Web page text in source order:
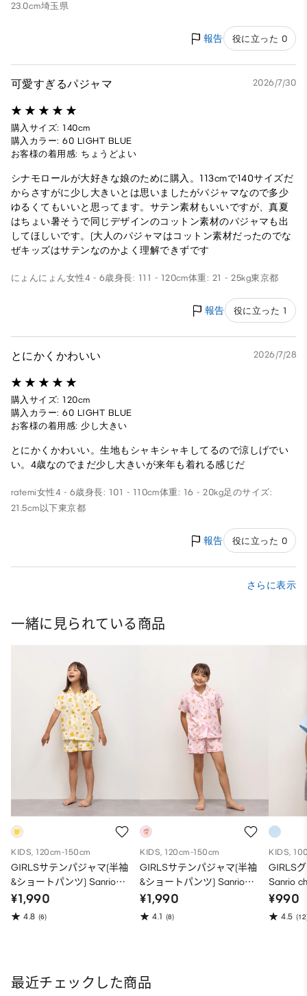
23.0cm埼玉県
報告 役に立った 0
可愛すぎるパジャマ 2026/7/30
購入サイズ: 140cm
購入カラー: 60 LIGHT BLUE
お客様の着用感: ちょうどよい
シナモロールが大好きな娘のために購入。113cmで140サイズだ
からさすがに少し大きいとは思いましたがパジャマなので多少
ゆるくてもいいと思ってます。サテン素材もいいですが、真夏
はちょい暑そうで同じデザインのコットン素材のパジャマも出
してほしいです。(大人のパジャマはコットン素材だったのでな
ぜキッズはサテンなのかよく理解できずです
にょんにょん女性4 - 6歳身長: 111 - 120cm体重: 21 - 25kg東京都
報告 役に立った 1
とにかくかわいい 2026/7/28
購入サイズ: 120cm
購入カラー: 60 LIGHT BLUE
お客様の着用感: 少し大きい
とにかくかわいい。生地もシャキシャキしてるので涼しげでい
い。4歳なのでまだ少し大きいが来年も着れる感じだ
ratemi女性4 - 6歳身長: 101 - 110cm体重: 16 - 20kg足のサイズ:
21.5cm以下東京都
報告 役に立った 0
さらに表示
一緒に見られている商品
KIDS, 120cm-150cm
GIRLSサテンパジャマ(半袖
&ショートパンツ) Sanrio
characters
¥1,990
4.8 (6)
KIDS, 120cm-150cm
GIRLSサテンパジャマ(半袖
&ショートパンツ) Sanrio
characters
¥1,990
4.1 (8)
KIDS,
GIRLS
Sanrio
¥990
4.5
最近チェックした商品